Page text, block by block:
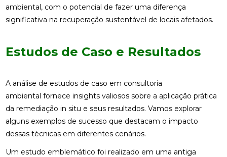
ambiental, com o potencial de fazer uma diferença
significativa na recuperação sustentável de locais afetados.
Estudos de Caso e Resultados
A análise de estudos de caso em consultoria
ambiental fornece insights valiosos sobre a aplicação prática
da remediação in situ e seus resultados. Vamos explorar
alguns exemplos de sucesso que destacam o impacto
dessas técnicas em diferentes cenários.
Um estudo emblemático foi realizado em uma antiga